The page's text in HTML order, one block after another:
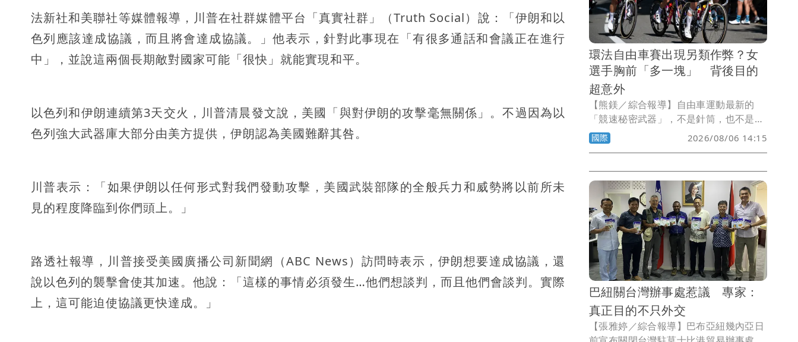
法新社和美聯社等媒體報導，川普在社群媒體平台「真實社群」（Truth Social）說：「伊朗和以
色列應該達成協議，而且將會達成協議。」他表示，針對此事現在「有很多通話和會議正在進行
中」，並說這兩個長期敵對國家可能「很快」就能實現和平。
以色列和伊朗連續第3天交火，川普清晨發文說，美國「與對伊朗的攻擊毫無關係」。不過因為以
色列強大武器庫大部分由美方提供，伊朗認為美國難辭其咎。
川普表示：「如果伊朗以任何形式對我們發動攻擊，美國武裝部隊的全般兵力和威勢將以前所未
見的程度降臨到你們頭上。」
路透社報導，川普接受美國廣播公司新聞網（ABC News）訪問時表示，伊朗想要達成協議，還
說以色列的襲擊會使其加速。他說：「這樣的事情必須發生…他們想談判，而且他們會談判。實際
上，這可能迫使協議更快達成。」
環法自由車賽出現另類作弊？女
選手胸前「多一塊」 背後目的
超意外
【熊鎂／綜合報導】自由車運動最新的
「競速秘密武器」，不是針筒，也不是禁
藥，而是一件運動胸罩。女子環法自由車
賽近日爆出「胸罩作弊」爭議，有車隊指
身形，在計時賽中取得競賽優勢。
國際 2026/08/06 14:15
巴紐關台灣辦事處惹議 專家：
真正目的不只外交
【張雅婷／綜合報導】巴布亞紐幾內亞日